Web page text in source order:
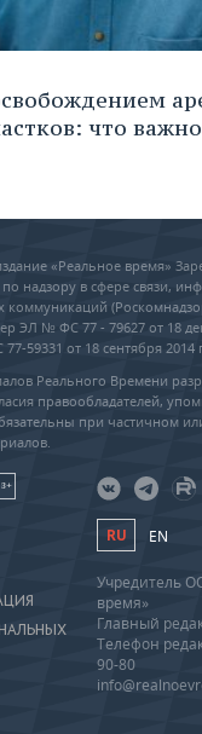
что
«Реальное время»
надзору в сфере связи,
коммуникаций
ЭЛ № ФС 77 - 79627 от 18
59331 от 18 сентября 2014
Реального Времени
правообладателей,
при частичном
RU EN
Учредитель
время»
Главный
Телефон
90-80